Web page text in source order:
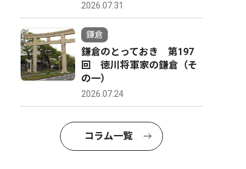
2026.07.31
鎌倉
鎌倉のとっておき 第197
回 徳川将軍家の鎌倉（そ
の一）
2026.07.24
コラム一覧